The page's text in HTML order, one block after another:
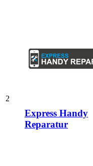
2
Express Handy
Reparatur